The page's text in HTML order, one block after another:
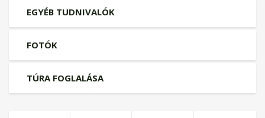
EGYÉB TUDNIVALÓK
FOTÓK
TÚRA FOGLALÁSA